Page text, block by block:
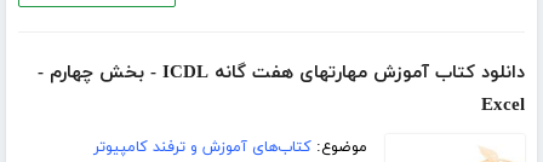
دانلود کتاب آموزش مهارتهای هفت گانه ICDL - بخش چهارم -
Excel
موضوع:کتاب‌های آموزش و ترفند کامپیوتر